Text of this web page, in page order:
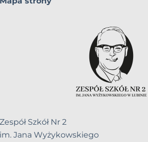
Zespół Szkół Nr 2
im. Jana Wyżykowskiego